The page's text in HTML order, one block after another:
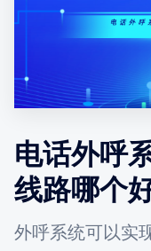
电话外呼
线路哪个好
外呼系统可以实